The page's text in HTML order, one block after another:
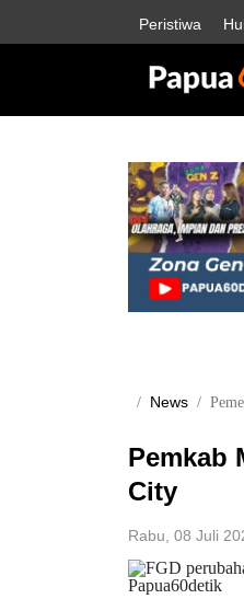
Peristiwa
News
Pemkab
City
Rabu, 08 Juli